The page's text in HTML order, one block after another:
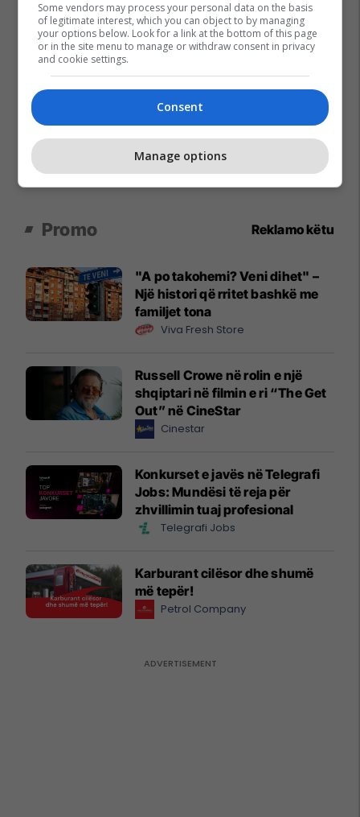
Promo Reklamo këtu
"A po takohemi? Veni dihet" –
Një histori që rritet bashkë me
familjet tona
Viva Fresh Store
Russell Crowe në rolin e një
shqiptari në filmin e ri “The Get
Out” në CineStar
Cinestar
Konkurset e javës në Telegrafi
Jobs: Mundësi të reja për
zhvillimin tuaj profesional
Telegrafi Jobs
Karburant cilësor dhe shumë
më tepër!
Petrol Company
Some vendors may process your personal data on the basis
of legitimate interest, which you can object to by managing
your options below. Look for a link at the bottom of this page
or in the site menu to manage or withdraw consent in privacy
and cookie settings.
Consent
Manage options